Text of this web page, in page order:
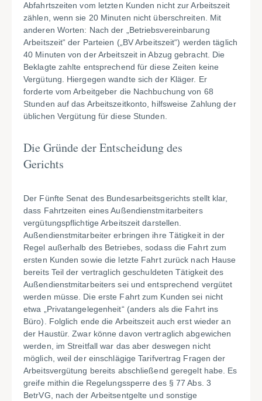
Abfahrtszeiten vom letzten Kunden nicht zur Arbeitszeit
zählen, wenn sie 20 Minuten nicht überschreiten. Mit
anderen Worten: Nach der „Betriebsvereinbarung
Arbeitszeit“ der Parteien („BV Arbeitszeit“) werden täglich
40 Minuten von der Arbeitszeit in Abzug gebracht. Die
Beklagte zahlte entsprechend für diese Zeiten keine
Vergütung. Hiergegen wandte sich der Kläger. Er
forderte vom Arbeitgeber die Nachbuchung von 68
Stunden auf das Arbeitszeitkonto, hilfsweise Zahlung der
üblichen Vergütung für diese Stunden.
Die Gründe der Entscheidung des
Gerichts
Der Fünfte Senat des Bundesarbeitsgerichts stellt klar,
dass Fahrtzeiten eines Außendienstmitarbeiters
vergütungspflichtige Arbeitszeit darstellen.
Außendienstmitarbeiter erbringen ihre Tätigkeit in der
Regel außerhalb des Betriebes, sodass die Fahrt zum
ersten Kunden sowie die letzte Fahrt zurück nach Hause
bereits Teil der vertraglich geschuldeten Tätigkeit des
Außendienstmitarbeiters sei und entsprechend vergütet
werden müsse. Die erste Fahrt zum Kunden sei nicht
etwa „Privatangelegenheit“ (anders als die Fahrt ins
Büro). Folglich ende die Arbeitszeit auch erst wieder an
der Haustür. Zwar könne davon vertraglich abgewichen
werden, im Streitfall war das aber deswegen nicht
möglich, weil der einschlägige Tarifvertrag Fragen der
Arbeitsvergütung bereits abschließend geregelt habe. Es
greife mithin die Regelungssperre des § 77 Abs. 3
BetrVG, nach der Arbeitsentgelte und sonstige